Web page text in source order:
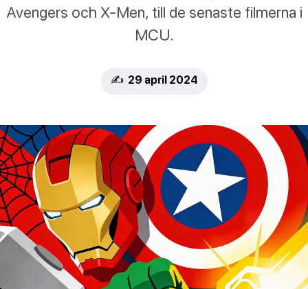
Avengers och X-Men, till de senaste filmerna i
MCU.
✍️ 29 april 2024